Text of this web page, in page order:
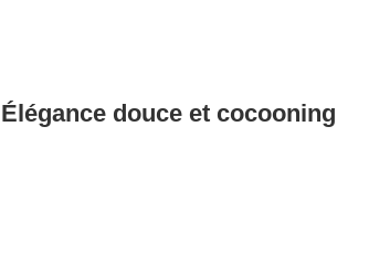
douce et cocooning